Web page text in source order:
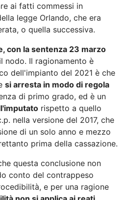
ai fatti commessi in
legge Orlando, che era
o quella successiva.
con la sentenza 23 marzo
nodo. Il ragionamento è
dell'impianto del 2021 è che
si arresta in modo di regola
di primo grado, ed è un
rispetto a quello
nella versione del 2017, che
di un solo anno e mezzo
prima della cassazione.
questa conclusione non
conto del contrappeso
e per una ragione